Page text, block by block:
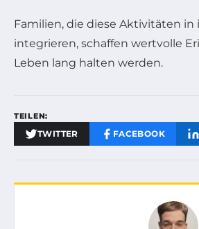
Familien, die diese Aktivitäten in
integrieren, schaffen wertvolle
Leben lang halten werden.
TEILEN:
TWITTER FACEBOOK